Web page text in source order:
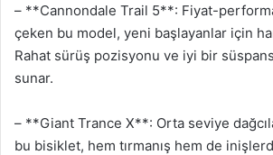
– **Cannondale Trail 5**: Fiyat-
çeken bu model, yeni başlayanlar için
Rahat sürüş pozisyonu ve iyi bir
sunar.
– **Giant Trance X**: Orta seviye
bu bisiklet, hem tırmanış hem de